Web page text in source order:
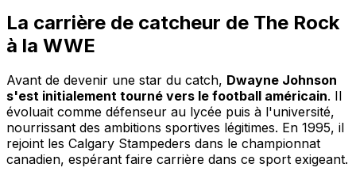
La carrière de catcheur de The Rock
à la WWE
Avant de devenir une star du catch, Dwayne Johnson
s'est initialement tourné vers le football américain. Il
évoluait comme défenseur au lycée puis à l'université,
nourrissant des ambitions sportives légitimes. En 1995, il
rejoint les Calgary Stampeders dans le championnat
canadien, espérant faire carrière dans ce sport exigeant.